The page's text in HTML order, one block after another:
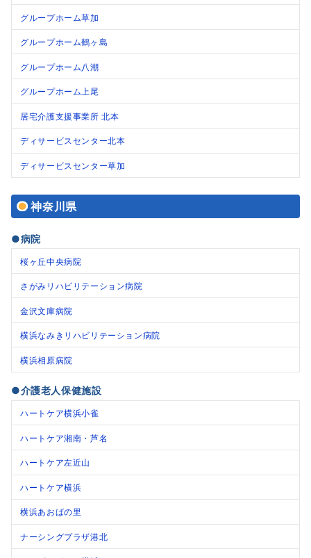
グループホーム草加
グループホーム鶴ヶ島
グループホーム八潮
グループホーム上尾
居宅介護支援事業所 北本
ディサービスセンター北本
ディサービスセンター草加
神奈川県
●病院
桜ヶ丘中央病院
さがみリハビリテーション病院
金沢文庫病院
横浜なみきリハビリテーション病院
横浜相原病院
●介護老人保健施設
ハートケア横浜小雀
ハートケア湘南・芦名
ハートケア左近山
ハートケア横浜
横浜あおばの里
ナーシングプラザ港北